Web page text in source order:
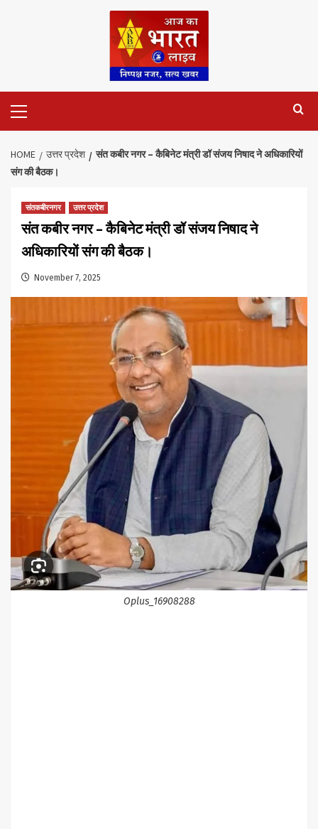
Menu
HOME उत्तर प्रदेश
संत कबीर नगर – कैबिनेट मंत्री डॉ संजय निषाद ने अधिकारियों
संग की बैठक।
संतकबीरनगर उत्तर प्रदेश
संत कबीर नगर – कैबिनेट मंत्री डॉ संजय निषाद ने
अधिकारियों संग की बैठक।
November 7, 2025
Oplus_16908288